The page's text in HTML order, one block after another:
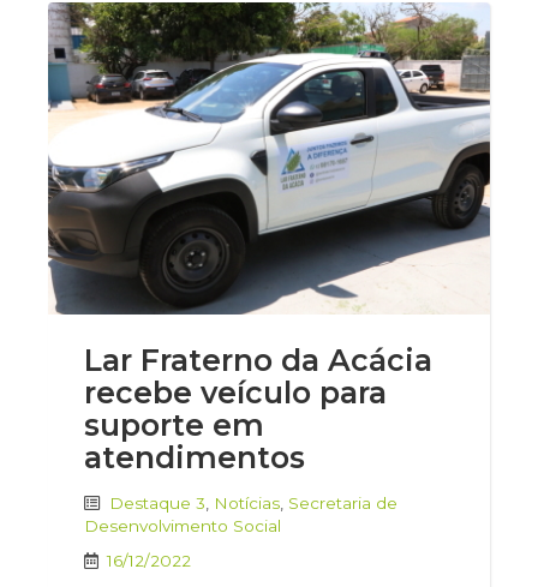
Lar Fraterno da Acácia
recebe veículo para
suporte em
atendimentos
Destaque 3 Notícias Secretaria de
Desenvolvimento Social
16/12/2022